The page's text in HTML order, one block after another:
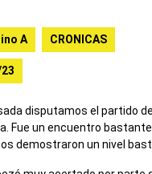
A
CRONICAS
disputamos el partido
Fue un encuentro
demostraron un nivel